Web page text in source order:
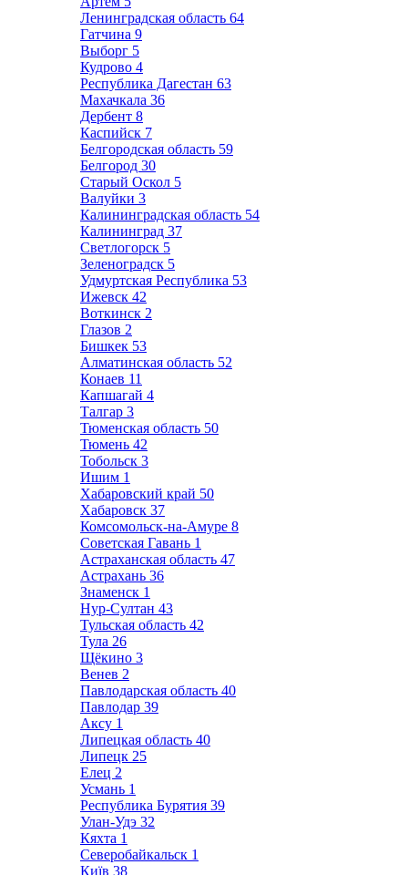
Ленинградская область 64
Гатчина 9
Выборг 5
Кудрово 4
Республика Дагестан 63
Махачкала 36
Дербент 8
Каспийск 7
Белгородская область 59
Белгород 30
Старый Оскол 5
Валуйки 3
Калининградская область 54
Калининград 37
Светлогорск 5
Зеленоградск 5
Удмуртская Республика 53
Ижевск 42
Воткинск 2
Глазов 2
Бишкек 53
Алматинская область 52
Конаев 11
Капшагай 4
Талгар 3
Тюменская область 50
Тюмень 42
Тобольск 3
Ишим 1
Хабаровский край 50
Хабаровск 37
Комсомольск-на-Амуре 8
Советская Гавань 1
Астраханская область 47
Астрахань 36
Знаменск 1
Нур-Султан 43
Тульская область 42
Тула 26
Щёкино 3
Венев 2
Павлодарская область 40
Павлодар 39
Аксу 1
Липецкая область 40
Липецк 25
Елец 2
Усмань 1
Республика Бурятия 39
Улан-Удэ 32
Кяхта 1
Северобайкальск 1
Київ 38